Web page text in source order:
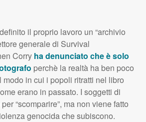
il proprio lavoro un “archivio
generale di Survival
Corry ha denunciato che è solo
perchè la realtà ha ben poco
modo in cui i popoli ritratti nel libro
erano in passato. I soggetti di
“scomparire”, ma non viene fatto
genocida che subiscono.